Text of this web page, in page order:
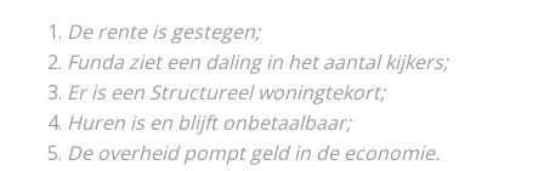
De rente is gestegen;
Funda ziet een daling in het aantal kijkers;
Er is een Structureel woningtekort;
Huren is en blijft onbetaalbaar;
De overheid pompt geld in de economie.